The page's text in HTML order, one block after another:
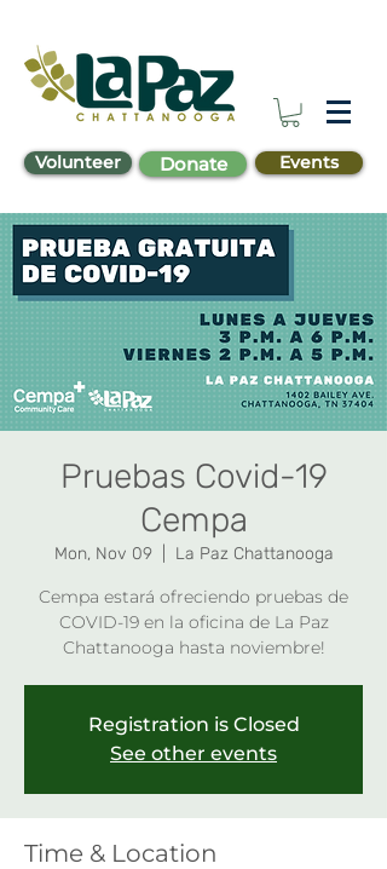
Volunteer Donate Events
Pruebas Covid-19
Cempa
Mon, Nov 09
  |
La Paz Chattanooga
Cempa estará ofreciendo pruebas de
COVID-19 en la oficina de La Paz
Chattanooga hasta noviembre!
Registration is Closed
See other events
Time & Location